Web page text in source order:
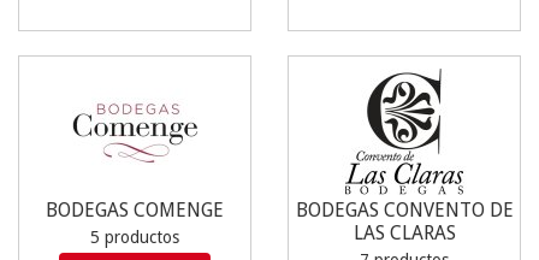
BODEGAS COMENGE
5 productos
BODEGAS CONVENTO DE
LAS CLARAS